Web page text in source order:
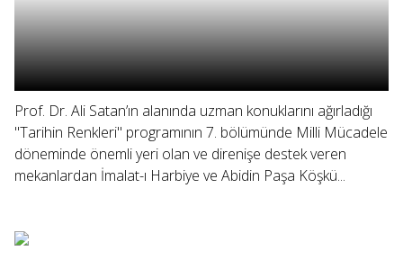
Prof. Dr. Ali Satan’ın alanında uzman konuklarını ağırladığı
"Tarihin Renkleri" programının 7. bölümünde Milli Mücadele
döneminde önemli yeri olan ve direnişe destek veren
mekanlardan İmalat-ı Harbiye ve Abidin Paşa Köşkü...